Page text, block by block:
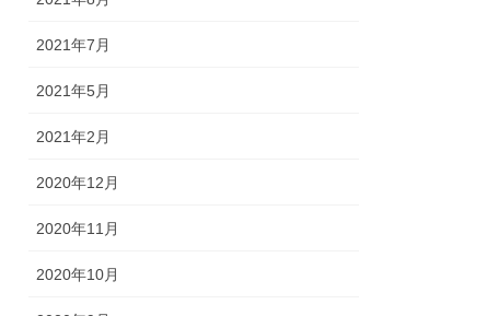
2021年7月
2021年5月
2021年2月
2020年12月
2020年11月
2020年10月